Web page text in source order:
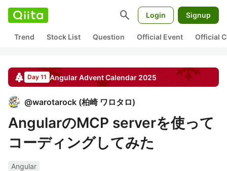
search Login Signup
Trend Stock List Question Official Event Official
Day 11 AngularAdvent Calendar 2025
@warotarock (柏崎 ワロタロ)
AngularのMCP serverを使って
コーディングしてみた
Angular